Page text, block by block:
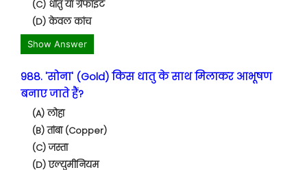
(C) धातु या ग्रेफाइट
(D) केवल कांच
Show Answer
988. 'सोना' (Gold) किस धातु के साथ मिलाकर आभूषण
बनाए जाते हैं?
(A) लोहा
(B) तांबा (Copper)
(C) जस्ता
(D) एल्युमीनियम